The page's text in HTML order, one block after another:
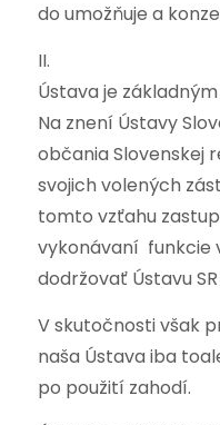
do umožňuje a
II.
Ústava je
Na znení Ústavy
občania Slovenskej
svojich volených
tomto vzťahu
vykonávaní funkcie
dodržovať Ústavu
V skutočnosti však
naša Ústava iba
po použití zahodí.